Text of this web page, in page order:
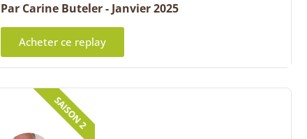
Par Carine Buteler - Janvier 2025
Acheter ce replay
SAISON 2